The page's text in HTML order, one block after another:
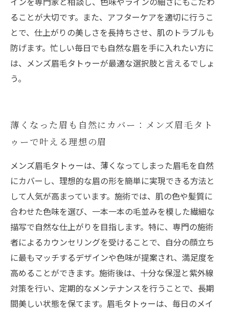
ることが大切です。また、アフターケアを適切に行うこ
とで、仕上がりの美しさを長持ちさせ、肌のトラブルも
防げます。忙しい毎日でも自然な眉を手に入れたい方に
は、メンズ眉毛タトゥーが最適な選択肢と言えるでしょ
う。
薄くなった眉も自然にカバー：メンズ眉毛タト
ゥーで叶える理想の眉
メンズ眉毛タトゥーは、薄くなってしまった眉毛を自然
にカバーし、理想的な眉の形を簡単に実現できる方法と
して人気が高まっています。施術では、肌の色や髪質に
合わせた色味を選び、一本一本の毛並みを模した繊細な
描写で自然な仕上がりを目指します。特に、専門の施術
者によるカウンセリングを受けることで、自分の顔立ち
に最もマッチするデザインや色味が提案され、満足度を
高めることができます。施術後は、十分な保湿と紫外線
対策を行い、定期的なメンテナンスを行うことで、長期
間美しい状態を保てます。眉毛タトゥーは、毎日のメイ